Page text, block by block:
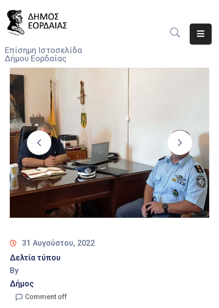
Επίσημη Ιστοσελίδα
Δήμου Εορδαίας
Ο
Δήμος
Νέα
Υπηρεσίες
Του
Δήμου
Προσκλήσεις
Αποφάσεις
Τηλέφωνα
31 Αυγούστου, 2022
Δελτία τύπου
By
Δήμος
Comment off